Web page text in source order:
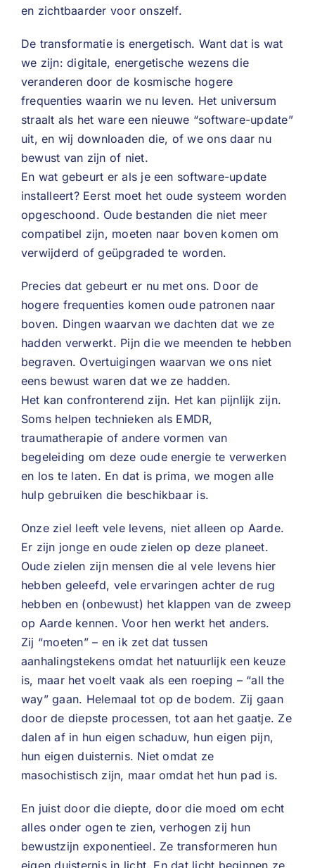
en zichtbaarder voor onszelf.
De transformatie is energetisch. Want dat is wat
we zijn: digitale, energetische wezens die
veranderen door de kosmische hogere
frequenties waarin we nu leven. Het universum
straalt als het ware een nieuwe “software-update”
uit, en wij downloaden die, of we ons daar nu
bewust van zijn of niet.
En wat gebeurt er als je een software-update
installeert? Eerst moet het oude systeem worden
opgeschoond. Oude bestanden die niet meer
compatibel zijn, moeten naar boven komen om
verwijderd of geüpgraded te worden.
Precies dat gebeurt er nu met ons. Door de
hogere frequenties komen oude patronen naar
boven. Dingen waarvan we dachten dat we ze
hadden verwerkt. Pijn die we meenden te hebben
begraven. Overtuigingen waarvan we ons niet
eens bewust waren dat we ze hadden.
Het kan confronterend zijn. Het kan pijnlijk zijn.
Soms helpen technieken als EMDR,
traumatherapie of andere vormen van
begeleiding om deze oude energie te verwerken
en los te laten. En dat is prima, we mogen alle
hulp gebruiken die beschikbaar is.
Onze ziel leeft vele levens, niet alleen op Aarde.
Er zijn jonge en oude zielen op deze planeet.
Oude zielen zijn mensen die al vele levens hier
hebben geleefd, vele ervaringen achter de rug
hebben en (onbewust) het klappen van de zweep
op Aarde kennen. Voor hen werkt het anders.
Zij “moeten” – en ik zet dat tussen
aanhalingstekens omdat het natuurlijk een keuze
is, maar het voelt vaak als een roeping – “all the
way” gaan. Helemaal tot op de bodem. Zij gaan
door de diepste processen, tot aan het gaatje. Ze
dalen af in hun eigen schaduw, hun eigen pijn,
hun eigen duisternis. Niet omdat ze
masochistisch zijn, maar omdat het hun pad is.
En juist door die diepte, door die moed om echt
alles onder ogen te zien, verhogen zij hun
bewustzijn exponentieel. Ze transformeren hun
eigen duisternis in licht. En dat licht beginnen ze